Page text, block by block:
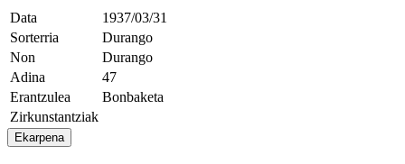
Data
1937/03/31
Sorterria
Durango
Non
Durango
Adina
47
Erantzulea
Bonbaketa
Zirkunstantziak